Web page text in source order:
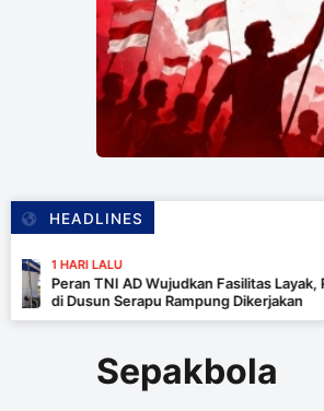
HEADLINES
Wujudkan Fasilitas Layak, Pembangunan MCK
Rampung Dikerjakan
Sepakbola